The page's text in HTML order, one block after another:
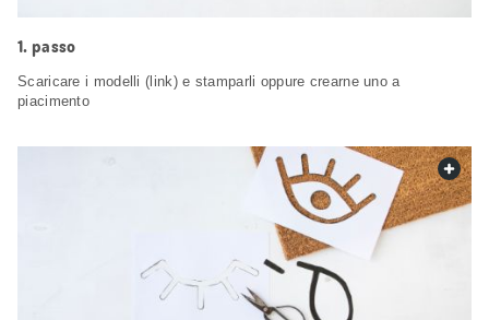
passo
Scaricare i modelli (link) e stamparli oppure crearne uno a
piacimento